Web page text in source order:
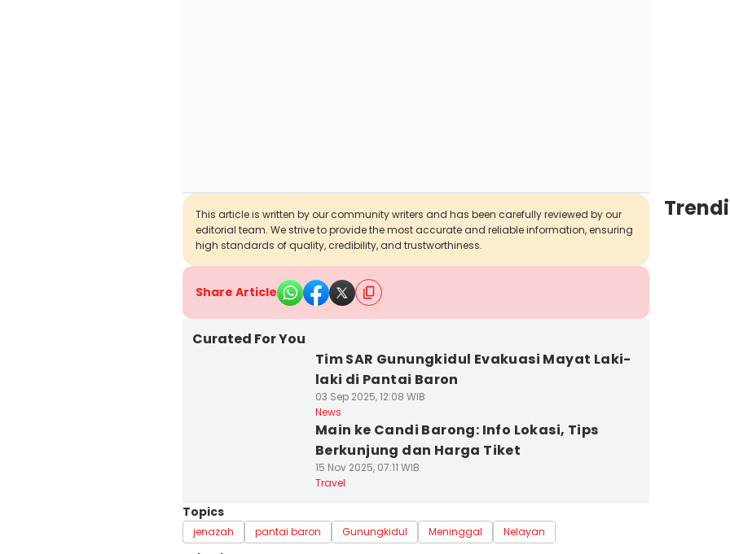
This article is written by our community writers and has been carefully reviewed by our
editorial team. We strive to provide the most accurate and reliable information, ensuring
high standards of quality, credibility, and trustworthiness.
Share Article
Curated For You
Tim SAR Gunungkidul Evakuasi Mayat Laki-
laki di Pantai Baron
03 Sep 2025, 12:08 WIB
News
Main ke Candi Barong: Info Lokasi, Tips
Berkunjung dan Harga Tiket
15 Nov 2025, 07:11 WIB
Travel
Topics
jenazah pantai baron Gunungkidul Meninggal Nelayan